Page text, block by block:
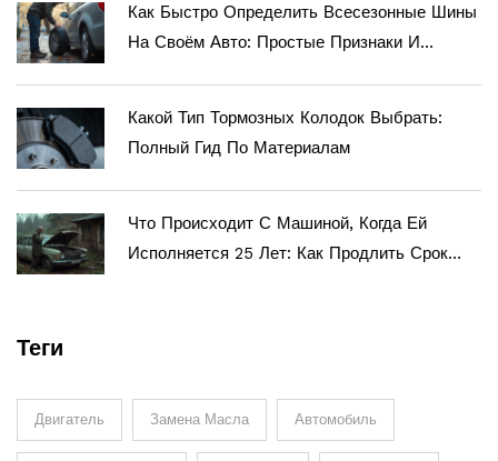
Как Быстро Определить Всесезонные Шины
На Своём Авто: Простые Признаки И
Какой Тип Тормозных Колодок Выбрать:
Полный Гид По Материалам
Что Происходит С Машиной, Когда Ей
Исполняется 25 Лет: Как Продлить Срок
Теги
Двигатель Замена Масла Автомобиль